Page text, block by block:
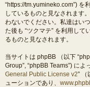
ク
“https://tm.yumineko.com”) を
しているものと見なされます
わないでください。私達はい
た後も “ツクマテ” を利用し
るものと見なされます。
当サイトは phpBB （以下
Group”, “phpBB Teams”) に
General Public License v2” （
ューションであり、